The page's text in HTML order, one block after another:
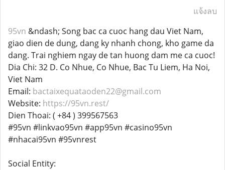
แจ้งลบ
95vn &ndash; Song bac ca cuoc hang dau Viet Nam,
giao dien de dung, dang ky nhanh chong, kho game da
dang. Trai nghiem ngay de tan huong dam me ca cuoc!
Dia Chi: 32 D. Co Nhue, Co Nhue, Bac Tu Liem, Ha Noi,
Viet Nam
Email: bactaixequataoden22@gmail.com
Website: https://95vn.rest/
Dien Thoai: ( +84 ) 399567563
#95vn #linkvao95vn #app95vn #casino95vn
#nhacai95vn #95vnrest
Social Entity: